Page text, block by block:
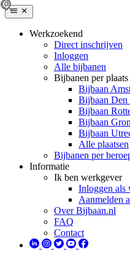
Werkzoekend
Direct inschrijven
Inloggen
Alle bijbanen
Bijbanen per plaats
Bijbaan
Bijbaan Den
Bijbaan
Bijbaan
Bijbaan
Alle plaatsen
Bijbanen per
Informatie
Ik ben werkgever
Inloggen als
Aanmelden
Over Bijbaan.nl
FAQ
Contact